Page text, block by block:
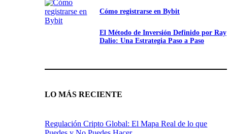
Cómo registrarse en Bybit
El Método de Inversión Definido por Ray
Dalio: Una Estrategia Paso a Paso
LO MÁS RECIENTE
Regulación Cripto Global: El Mapa Real de lo que